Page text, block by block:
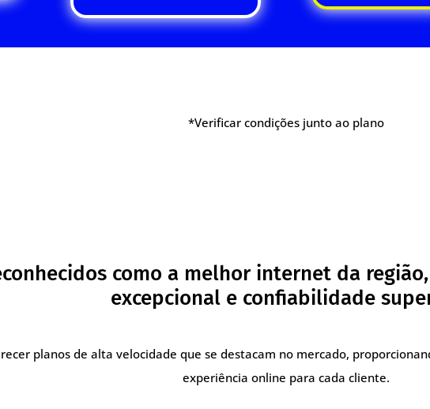
*Verificar condições junto ao plano
como a melhor internet da
excepcional e confiabilidade
planos de alta velocidade que se destacam no mercado,
experiência online para cada cliente.